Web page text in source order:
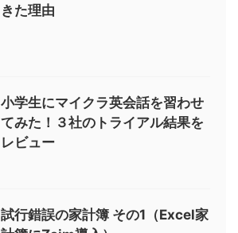
きた理由
小学生にマイクラ英会話を習わせ
てみた！３社のトライアル結果を
レビュー
試行錯誤の家計簿 その1（Excel家